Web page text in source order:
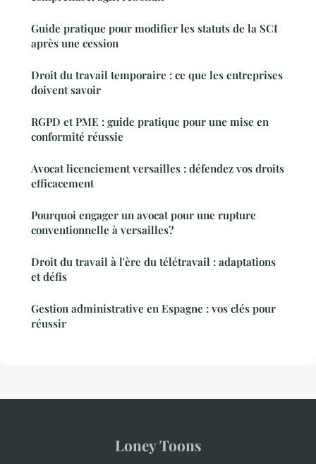
Guide pratique pour modifier les statuts de la SCI
après une cession
Droit du travail temporaire : ce que les entreprises
doivent savoir
RGPD et PME : guide pratique pour une mise en
conformité réussie
Avocat licenciement versailles : défendez vos droits
efficacement
Pourquoi engager un avocat pour une rupture
conventionnelle à versailles?
Droit du travail à l'ère du télétravail : adaptations
et défis
Gestion administrative en Espagne : vos clés pour
réussir
Loney Toons